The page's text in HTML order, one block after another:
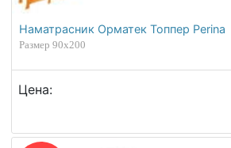
Наматрасник Орматек Топпер Perina
Размер 90х200
Цена: